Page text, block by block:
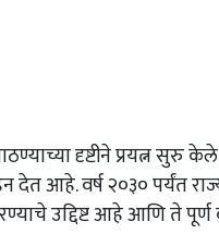
दृष्टीनेप्रयत्नसुरुकेले
देतआहे.वर्ष२०३०पर्यंत
उद्दिष्टआहेआणितेपूर्ण